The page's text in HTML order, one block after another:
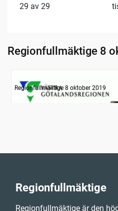
29 av 29
Regionfullmäktige 8
Information
Regionfullmäktige 8 oktober 2019
Regionfullmäktige
Regionfullmäktige är den